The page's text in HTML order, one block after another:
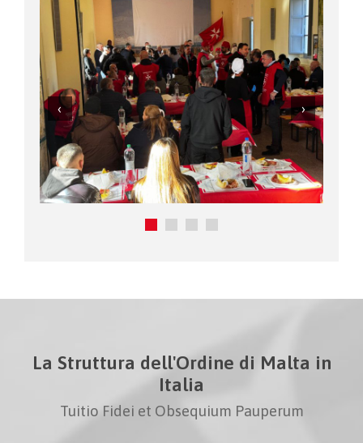
La Struttura dell'Ordine di Malta in
Italia
Tuitio Fidei et Obsequium Pauperum